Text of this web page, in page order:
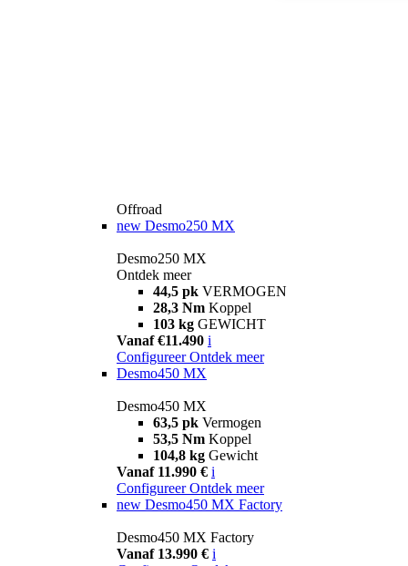
Offroad
new Desmo250 MX
Desmo250 MX
Ontdek meer
44,5 pk VERMOGEN
28,3 Nm Koppel
103 kg GEWICHT
Vanaf €11.490 i
Configureer Ontdek meer
Desmo450 MX
Desmo450 MX
63,5 pk Vermogen
53,5 Nm Koppel
104,8 kg Gewicht
Vanaf 11.990 € i
Configureer Ontdek meer
new Desmo450 MX Factory
Desmo450 MX Factory
Vanaf 13.990 € i